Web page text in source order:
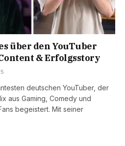
über den YouTuber
& Erfolgsstory
deutschen YouTuber, der
aus Gaming, Comedy und
begeistert. Mit seiner